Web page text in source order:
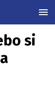
si